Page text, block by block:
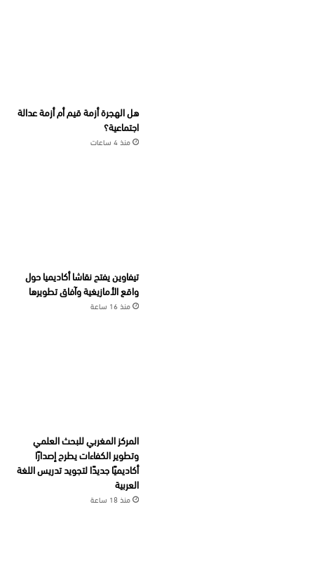
هل الهجرة أزمة قيم أم أزمة عدالة
اجتماعية؟
منذ 4 ساعات
تيفاوين يفتح نقاشا أكاديميا حول
واقع الأمازيغية وآفاق تطويرها
منذ 16 ساعة
المركز المغربي للبحث العلمي
وتطوير الكفاءات يطرح إصدارًا
أكاديميًا جديدًا لتجويد تدريس اللغة
العربية
منذ 18 ساعة